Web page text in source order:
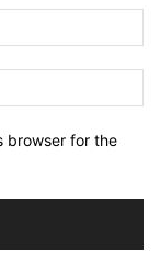
browser for the